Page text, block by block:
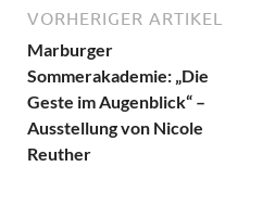
VORHERIGER ARTIKEL
Marburger
Sommerakademie: „Die
Geste im Augenblick“ –
Ausstellung von Nicole
Reuther